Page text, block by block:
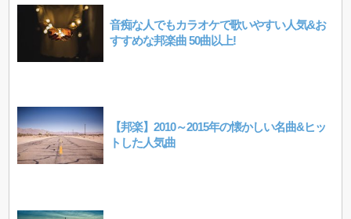
音痴な人でもカラオケで歌いやすい人気&お
すすめな邦楽曲 50曲以上!
【邦楽】2010～2015年の懐かしい名曲&ヒッ
トした人気曲